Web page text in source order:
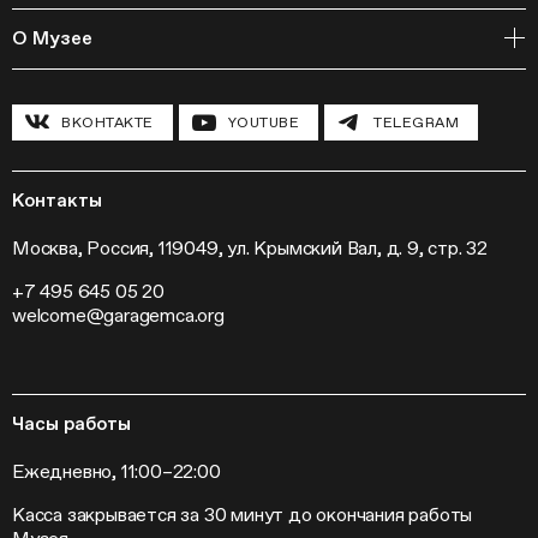
Издательская программа
Мастерские
Полевые исследования
Инклюзивные программы
Конференции
Программа «Новые медиа»
Кинопрограмма
Выставки
Слет институций современного искусства
Курсы
Циклы лекций
О Музее
Павильон «Шестигранник»
Хроника Музея «Гараж»
Новости
Пресса
Контакты
ВКОНТАКТЕ YOUTUBE TELEGRAM
Контакты
Москва, Россия, 119049, ул. Крымский Вал, д. 9, стр. 32
+7 495 645 05 20
welcome@garagemca.org
Часы работы
Ежедневно, 11:00–22:00
Касса закрывается за 30 минут до окончания работы